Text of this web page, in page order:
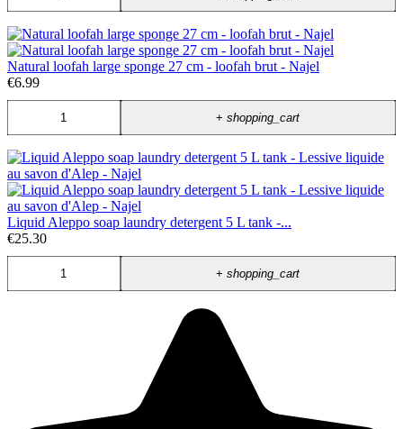
Natural loofah large sponge 27 cm - loofah brut - Najel
€6.99
+shopping_cart
Liquid Aleppo soap laundry detergent 5 L tank -...
€25.30
+shopping_cart